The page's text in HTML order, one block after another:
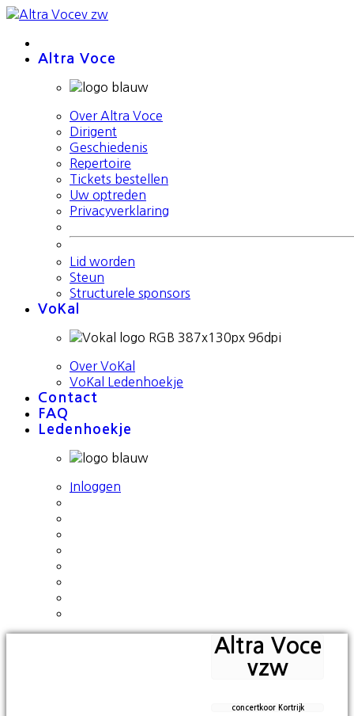
Altra Voce
Over Altra Voce
Dirigent
Geschiedenis
Repertoire
Tickets bestellen
Uw optreden
Privacyverklaring
Lid worden
Steun
Structurele sponsors
VoKal
Over VoKal
VoKal Ledenhoekje
Contact
FAQ
Ledenhoekje
Inloggen
Altra Voce
vzw
concertkoor Kortrijk